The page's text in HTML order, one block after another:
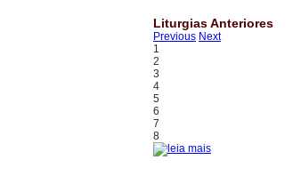
Liturgias Anteriores
Previous Next
1
2
3
4
5
6
7
8